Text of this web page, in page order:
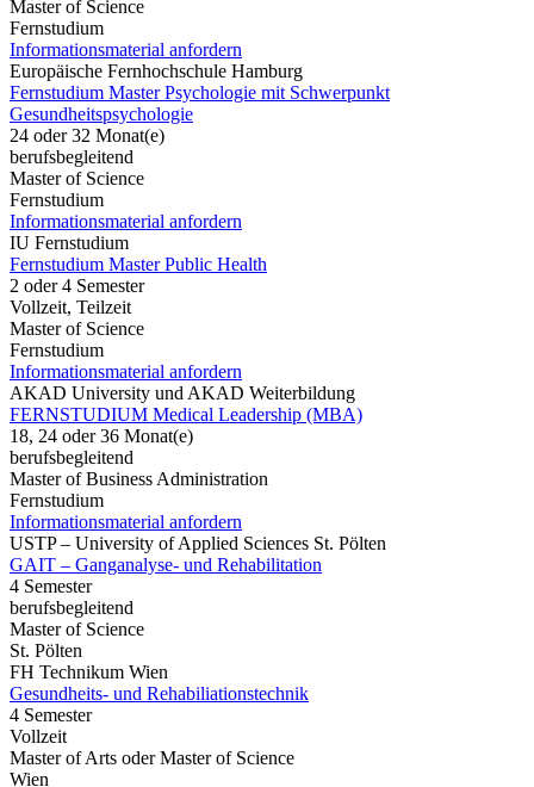
Master of Science
Fernstudium
Informationsmaterial anfordern
Europäische Fernhochschule Hamburg
Fernstudium Master Psychologie mit Schwerpunkt
Gesundheitspsychologie
24 oder 32 Monat(e)
berufsbegleitend
Master of Science
Fernstudium
Informationsmaterial anfordern
IU Fernstudium
Fernstudium Master Public Health
2 oder 4 Semester
Vollzeit, Teilzeit
Master of Science
Fernstudium
Informationsmaterial anfordern
AKAD University und AKAD Weiterbildung
FERNSTUDIUM Medical Leadership (MBA)
18, 24 oder 36 Monat(e)
berufsbegleitend
Master of Business Administration
Fernstudium
Informationsmaterial anfordern
USTP – University of Applied Sciences St. Pölten
GAIT – Ganganalyse- und Rehabilitation
4 Semester
berufsbegleitend
Master of Science
St. Pölten
FH Technikum Wien
Gesundheits- und Rehabiliationstechnik
4 Semester
Vollzeit
Master of Arts oder Master of Science
Wien